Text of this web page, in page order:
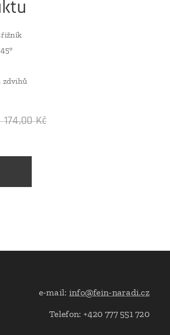
zdvihů
174,00Kč
e-mail: info@fein-naradi.cz
Telefon: +420 777 551 720